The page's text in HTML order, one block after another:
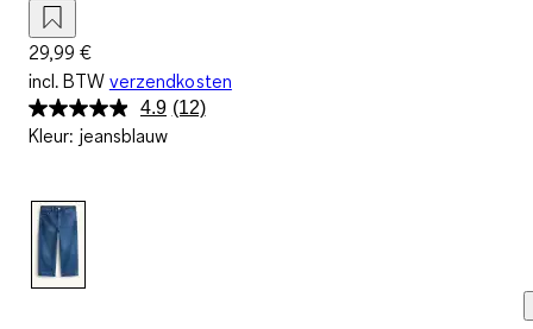
29,99 €
incl. BTW verzendkosten
4.9 Lees
(12)
Kleur: jeansblauw